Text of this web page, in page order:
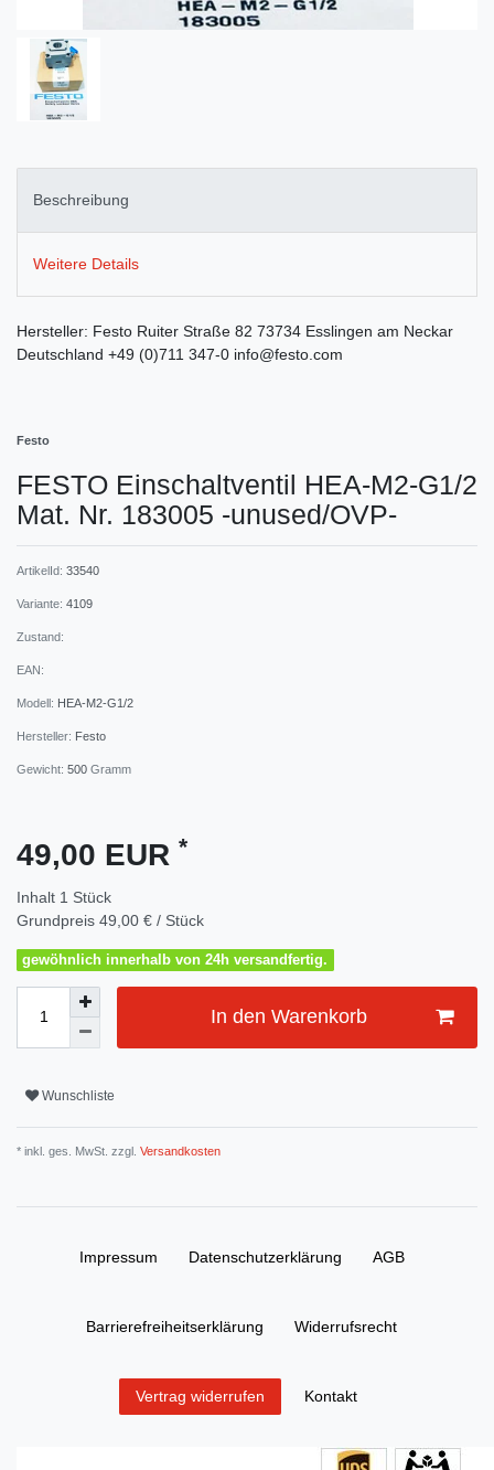
Beschreibung
Weitere Details
Hersteller: Festo Ruiter Straße 82 73734 Esslingen am Neckar
Deutschland +49 (0)711 347-0 info@festo.com
Festo
FESTO Einschaltventil HEA-M2-G1/2
Mat. Nr. 183005 -unused/OVP-
ArtikelId: 33540
Variante: 4109
Zustand:
EAN:
Modell: HEA-M2-G1/2
Hersteller: Festo
Gewicht: 500 Gramm
49,00 EUR *
Inhalt 1 Stück
Grundpreis 49,00 € / Stück
gewöhnlich innerhalb von 24h versandfertig.
In den Warenkorb
Wunschliste
* inkl. ges. MwSt. zzgl. Versandkosten
Impressum Daten­schutz­erklärung AGB
Barrierefreiheitserklärung Widerrufs­recht
Vertrag widerrufen Kontakt